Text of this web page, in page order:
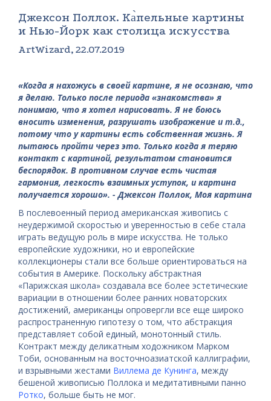
Джексон Поллок. Ка̀пельные картины
и Нью-Йорк как столица искусства
ArtWizard, 22.07.2019
«Когда я нахожусь в своей картине, я не осознаю, что
я делаю. Только после периода «знакомства» я
понимаю, что я хотел нарисовать. Я не боюсь
вносить изменения, разрушать изображение и т.д.,
потому что у картины есть собственная жизнь. Я
пытаюсь пройти через это. Только когда я теряю
контакт с картиной, результатом становится
беспорядок. В противном случае есть чистая
гармония, легкость взаимных уступок, и картина
получается хорошо». - Джексон Поллок, Моя картина
В послевоенный период американская живопись с
неудержимой скоростью и уверенностью в себе стала
играть ведущую роль в мире искусства. Не только
европейские художники, но и европейские
коллекционеры стали все больше ориентироваться на
события в Америке. Поскольку абстрактная
«Парижская школа» создавала все более эстетические
вариации в отношении более ранних новаторских
достижений, американцы опровергли все еще широко
распространенную гипотезу о том, что абстракция
представляет собой единый, монотонный стиль.
Контракт между деликатным ходожником Марком
Тоби, основанным на восточноазиатской каллиграфии,
и взрывными жестами Виллема де Кунинга, между
бешеной живописью Поллока и медитативными панно
Ротко, больше быть не мог.